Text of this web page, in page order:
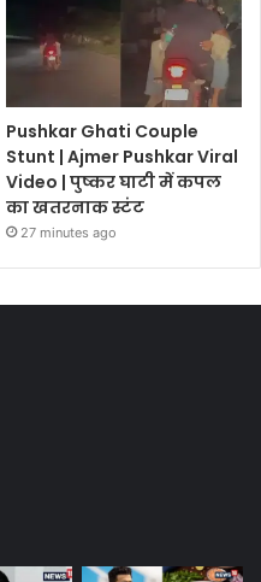
Pushkar Ghati Couple
Stunt | Ajmer Pushkar Viral
Video | पुष्कर घाटी में कपल
का खतरनाक स्टंट
27 minutes ago